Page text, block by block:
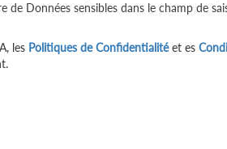
de Données sensibles dans le champ de
les Politiques de Confidentialitéet es